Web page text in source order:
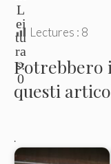
L
ei
tu
ra
s:
0
Lectures : 8
Potrebbero
questi
.